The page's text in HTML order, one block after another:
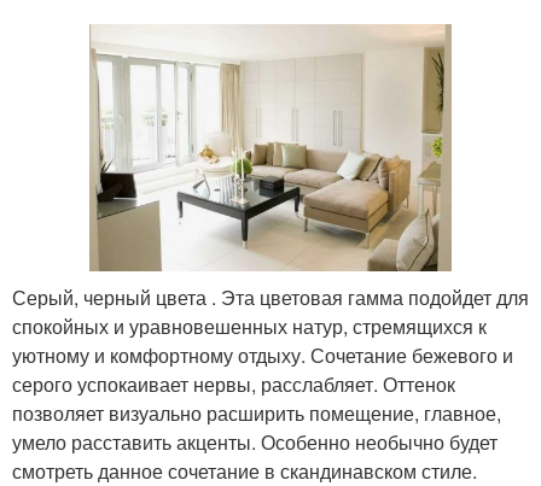
Серый, черный цвета . Эта цветовая гамма подойдет для
спокойных и уравновешенных натур, стремящихся к
уютному и комфортному отдыху. Сочетание бежевого и
серого успокаивает нервы, расслабляет. Оттенок
позволяет визуально расширить помещение, главное,
умело расставить акценты. Особенно необычно будет
смотреть данное сочетание в скандинавском стиле.